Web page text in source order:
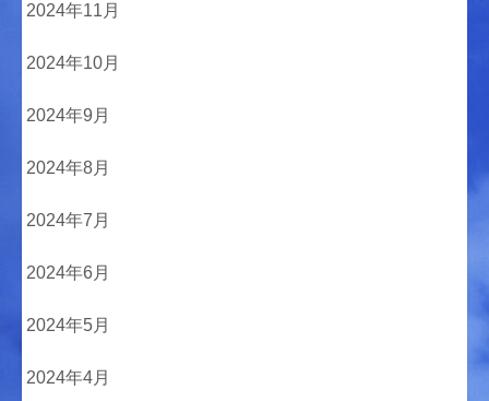
2024年11月
2024年10月
2024年9月
2024年8月
2024年7月
2024年6月
2024年5月
2024年4月